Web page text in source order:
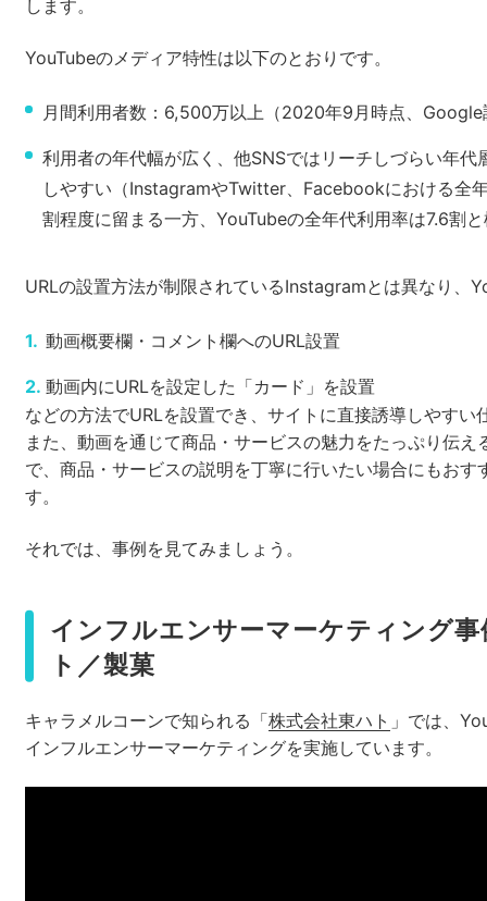
します。
YouTubeのメディア特性は以下のとおりです。
月間利用者数：6,500万以上（2020年9月時点、 Google
利用者の年代幅が広く、他SNSではリーチしづらい年代
しやすい（InstagramやTwitter、Facebookにおける全
割程度に留まる一方、YouTubeの全年代利用率は7.6割
URLの設置方法が制限されているInstagramとは異なり、
動画概要欄・コメント欄へのURL設置
動画内にURLを設定した「カード」を設置
などの方法でURLを設置でき、サイトに直接誘導しやすい
また、動画を通じて商品・サービスの魅力をたっぷり伝え
で、商品・サービスの説明を丁寧に行いたい場合にもおす
す。
それでは、事例を見てみましょう。
インフルエンサーマーケティング
ト／製菓
キャラメルコーンで知られる「株式会社東ハト 」では、
インフルエンサーマーケティングを実施しています。